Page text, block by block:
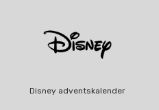
Disney adventskalender